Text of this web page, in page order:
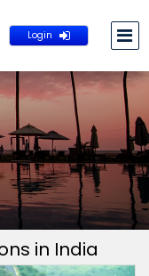
Login
in India